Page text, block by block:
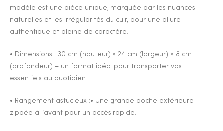
modèle est une pièce unique, marquée par les nuances
naturelles et les irrégularités du cuir, pour une allure
authentique et pleine de caractère.
• Dimensions : 30 cm (hauteur) × 24 cm (largeur) × 8 cm
(profondeur) – un format idéal pour transporter vos
essentiels au quotidien.
• Rangement astucieux :• Une grande poche extérieure
zippée à l’avant pour un accès rapide.